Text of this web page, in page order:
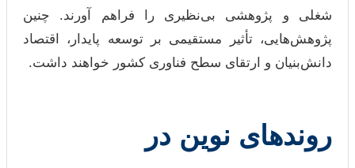
شغلی و پژوهشی بی‌نظیری را فراهم آورند. چنین
پژوهش‌هایی، تأثیر مستقیمی بر توسعه پایدار، اقتصاد
دانش‌بنیان و ارتقای سطح فناوری کشور خواهند داشت.
روندهای نوین در